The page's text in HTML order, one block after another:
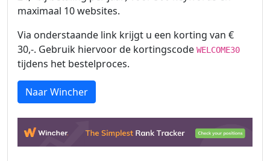
maximaal 10 websites.
Via onderstaande link krijgt u een korting van €
30,-. Gebruik hiervoor de kortingscode WELCOME30
tijdens het bestelproces.
Naar Wincher